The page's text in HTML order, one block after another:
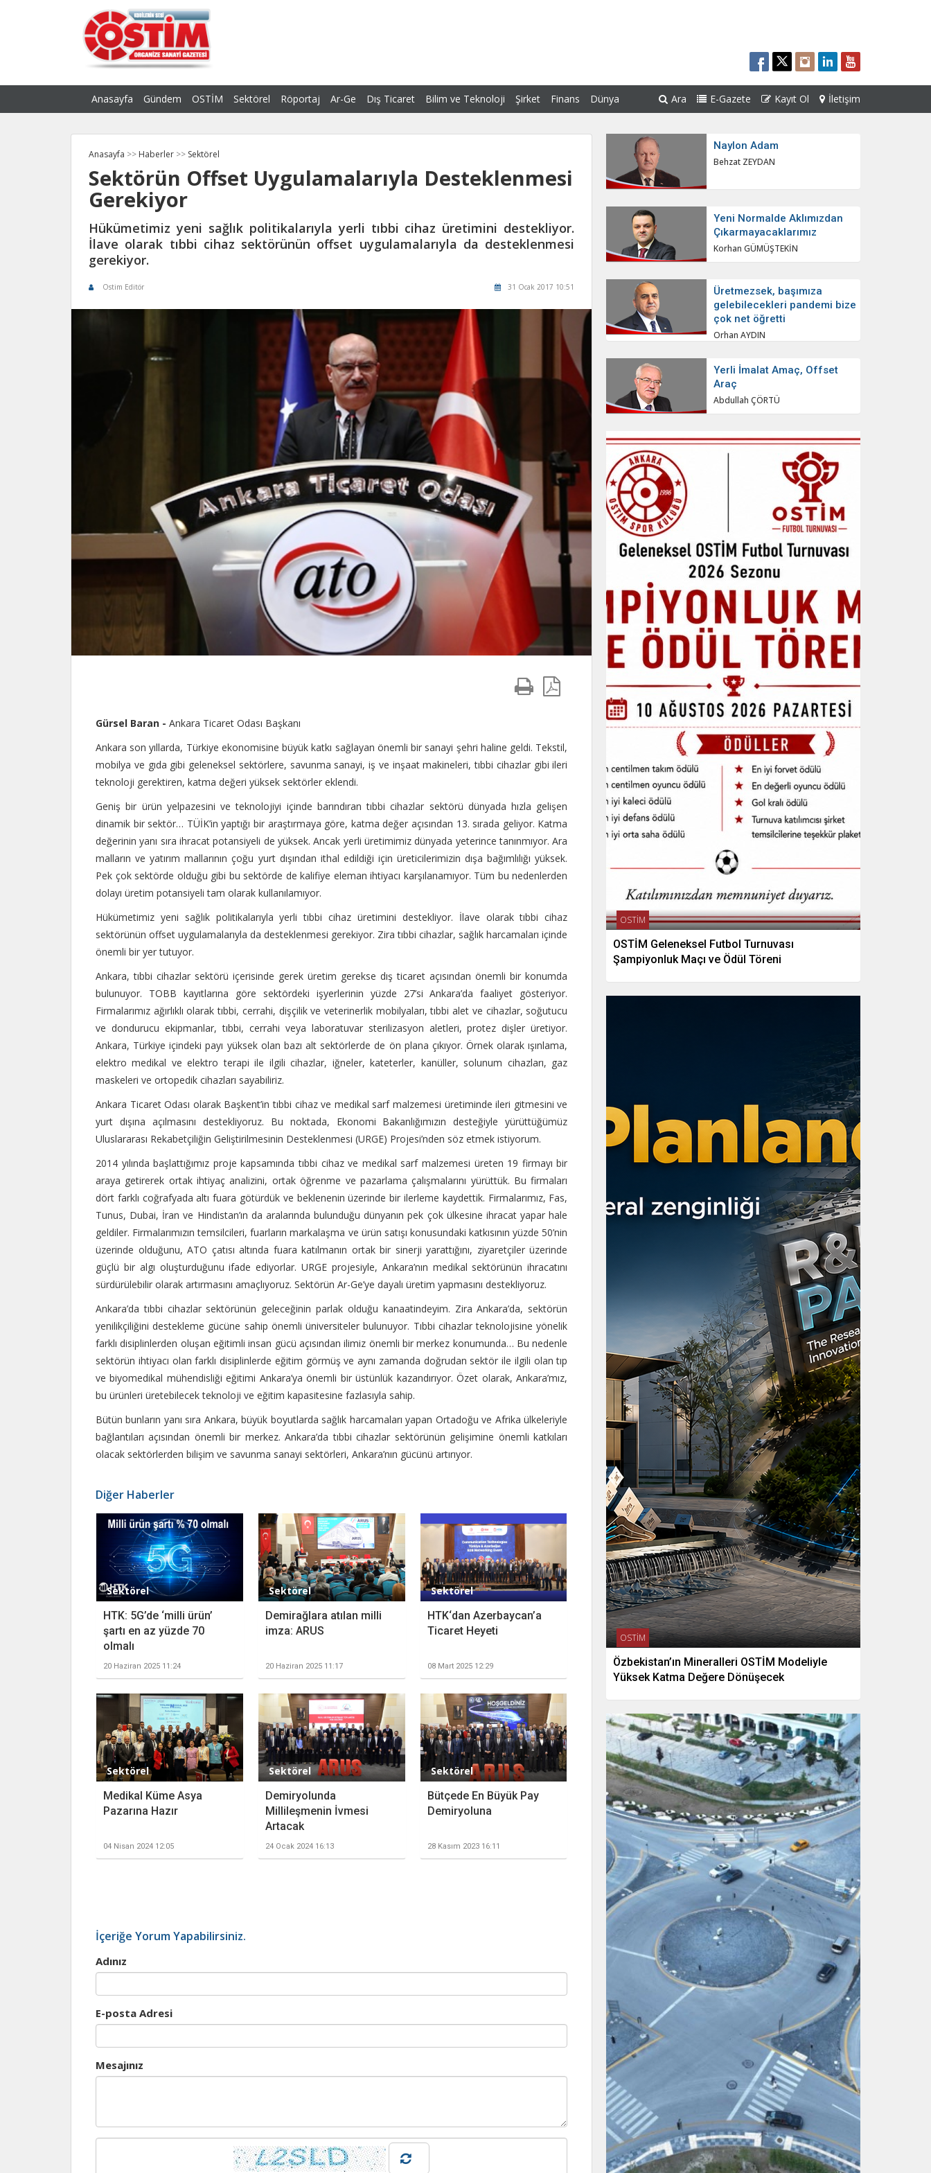
Anasayfa Gündem OSTİM Sektörel Röportaj Ar-Ge Dış Ticaret Bilim ve Teknoloji Şirket Finans Dünya Ara E-Gazete Kayıt Ol İletişim
Anasayfa >> Haberler >> Sektörel
Sektörün Offset Uygulamalarıyla Desteklenmesi
Gerekiyor
Hükümetimiz yeni sağlık politikalarıyla yerli tıbbi cihaz üretimini destekliyor.
İlave olarak tıbbi cihaz sektörünün offset uygulamalarıyla da desteklenmesi
gerekiyor.
Ostim Editör 31 Ocak 2017 10:51
Gürsel Baran - Ankara Ticaret Odası Başkanı
Ankara son yıllarda, Türkiye ekonomisine büyük katkı sağlayan önemli bir sanayi şehri haline geldi. Tekstil,
mobilya ve gıda gibi geleneksel sektörlere, savunma sanayi, iş ve inşaat makineleri, tıbbi cihazlar gibi ileri
teknoloji gerektiren, katma değeri yüksek sektörler eklendi.
Geniş bir ürün yelpazesini ve teknolojiyi içinde barındıran tıbbi cihazlar sektörü dünyada hızla gelişen
dinamik bir sektör… TÜİK’in yaptığı bir araştırmaya göre, katma değer açısından 13. sırada geliyor. Katma
değerinin yanı sıra ihracat potansiyeli de yüksek. Ancak yerli üretimimiz dünyada yeterince tanınmıyor. Ara
malların ve yatırım mallarının çoğu yurt dışından ithal edildiği için üreticilerimizin dışa bağımlılığı yüksek.
Pek çok sektörde olduğu gibi bu sektörde de kalifiye eleman ihtiyacı karşılanamıyor. Tüm bu nedenlerden
dolayı üretim potansiyeli tam olarak kullanılamıyor.
Hükümetimiz yeni sağlık politikalarıyla yerli tıbbi cihaz üretimini destekliyor. İlave olarak tıbbi cihaz
sektörünün offset uygulamalarıyla da desteklenmesi gerekiyor. Zira tıbbi cihazlar, sağlık harcamaları içinde
önemli bir yer tutuyor.
Ankara, tıbbi cihazlar sektörü içerisinde gerek üretim gerekse dış ticaret açısından önemli bir konumda
bulunuyor. TOBB kayıtlarına göre sektördeki işyerlerinin yüzde 27’si Ankara’da faaliyet gösteriyor.
Firmalarımız ağırlıklı olarak tıbbi, cerrahi, dişçilik ve veterinerlik mobilyaları, tıbbi alet ve cihazlar, soğutucu
ve dondurucu ekipmanlar, tıbbi, cerrahi veya laboratuvar sterilizasyon aletleri, protez dişler üretiyor.
Ankara, Türkiye içindeki payı yüksek olan bazı alt sektörlerde de ön plana çıkıyor. Örnek olarak ışınlama,
elektro medikal ve elektro terapi ile ilgili cihazlar, iğneler, kateterler, kanüller, solunum cihazları, gaz
maskeleri ve ortopedik cihazları sayabiliriz.
Ankara Ticaret Odası olarak Başkent’in tıbbi cihaz ve medikal sarf malzemesi üretiminde ileri gitmesini ve
yurt dışına açılmasını destekliyoruz. Bu noktada, Ekonomi Bakanlığımızın desteğiyle yürüttüğümüz
Uluslararası Rekabetçiliğin Geliştirilmesinin Desteklenmesi (URGE) Projesi’nden söz etmek istiyorum.
2014 yılında başlattığımız proje kapsamında tıbbi cihaz ve medikal sarf malzemesi üreten 19 firmayı bir
araya getirerek ortak ihtiyaç analizini, ortak öğrenme ve pazarlama çalışmalarını yürüttük. Bu firmaları
dört farklı coğrafyada altı fuara götürdük ve beklenenin üzerinde bir ilerleme kaydettik. Firmalarımız, Fas,
Tunus, Dubai, İran ve Hindistan’ın da aralarında bulunduğu dünyanın pek çok ülkesine ihracat yapar hale
geldiler. Firmalarımızın temsilcileri, fuarların markalaşma ve ürün satışı konusundaki katkısının yüzde 50’nin
üzerinde olduğunu, ATO çatısı altında fuara katılmanın ortak bir sinerji yarattığını, ziyaretçiler üzerinde
güçlü bir algı oluşturduğunu ifade ediyorlar. URGE projesiyle, Ankara’nın medikal sektörünün ihracatını
sürdürülebilir olarak artırmasını amaçlıyoruz. Sektörün Ar-Ge’ye dayalı üretim yapmasını destekliyoruz.
Ankara’da tıbbi cihazlar sektörünün geleceğinin parlak olduğu kanaatindeyim. Zira Ankara’da, sektörün
yenilikçiliğini destekleme gücüne sahip önemli üniversiteler bulunuyor. Tıbbi cihazlar teknolojisine yönelik
farklı disiplinlerden oluşan eğitimli insan gücü açısından ilimiz önemli bir merkez konumunda… Bu nedenle
sektörün ihtiyacı olan farklı disiplinlerde eğitim görmüş ve aynı zamanda doğrudan sektör ile ilgili olan tıp
ve biyomedikal mühendisliği eğitimi Ankara’ya önemli bir üstünlük kazandırıyor. Özet olarak, Ankara’mız,
bu ürünleri üretebilecek teknoloji ve eğitim kapasitesine fazlasıyla sahip.
Bütün bunların yanı sıra Ankara, büyük boyutlarda sağlık harcamaları yapan Ortadoğu ve Afrika ülkeleriyle
bağlantıları açısından önemli bir merkez. Ankara’da tıbbi cihazlar sektörünün gelişimine önemli katkıları
olacak sektörlerden bilişim ve savunma sanayi sektörleri, Ankara’nın gücünü artırıyor.
Diğer Haberler
Sektörel
HTK: 5G’de ‘milli ürün’
şartı en az yüzde 70
olmalı
20 Haziran 2025 11:24
Sektörel
Demirağlara atılan milli
imza: ARUS
20 Haziran 2025 11:17
Sektörel
HTK‘dan Azerbaycan’a
Ticaret Heyeti
08 Mart 2025 12:29
Sektörel
Medikal Küme Asya
Pazarına Hazır
04 Nisan 2024 12:05
Sektörel
Demiryolunda
Millileşmenin İvmesi
Artacak
24 Ocak 2024 16:13
Sektörel
Bütçede En Büyük Pay
Demiryoluna
28 Kasım 2023 16:11
İçeriğe Yorum Yapabilirsiniz.
Adınız
E-posta Adresi
Mesajınız
Naylon Adam
Behzat ZEYDAN
Yeni Normalde Aklımızdan
Çıkarmayacaklarımız
Korhan GÜMÜŞTEKİN
Üretmezsek, başımıza
gelebilecekleri pandemi bize
çok net öğretti
Orhan AYDIN
Yerli İmalat Amaç, Offset
Araç
Abdullah ÇÖRTÜ
OSTİM
OSTİM Geleneksel Futbol Turnuvası
Şampiyonluk Maçı ve Ödül Töreni
OSTİM
Özbekistan’ın Mineralleri OSTİM Modeliyle
Yüksek Katma Değere Dönüşecek